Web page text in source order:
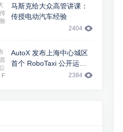
马斯克给大众高管讲课：
传授电动汽车经验
2404
AutoX 发布上海中心城区
首个 RoboTaxi 公开运
营，基于 FCA 大捷龙车型
2384